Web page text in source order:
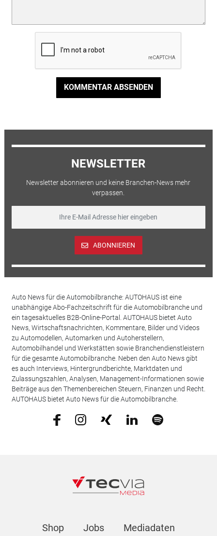
KOMMENTAR ABSENDEN
NEWSLETTER
Newsletter abonnieren und keine Branchen-News mehr
verpassen.
ABONNIEREN
Auto News für die Automobilbranche: AUTOHAUS ist eine
unabhängige Abo-Fachzeitschrift für die Automobilbranche und
ein tagesaktuelles B2B-Online-Portal. AUTOHAUS bietet Auto
News, Wirtschaftsnachrichten, Kommentare, Bilder und Videos
zu Automodellen, Automarken und Autoherstellern,
Automobilhandel und Werkstätten sowie Branchendienstleistern
für die gesamte Automobilbranche. Neben den Auto News gibt
es auch Interviews, Hintergrundberichte, Marktdaten und
Zulassungszahlen, Analysen, Management-Informationen sowie
Beiträge aus den Themenbereichen Steuern, Finanzen und Recht.
AUTOHAUS bietet Auto News für die Automobilbranche.
Shop Jobs Mediadaten